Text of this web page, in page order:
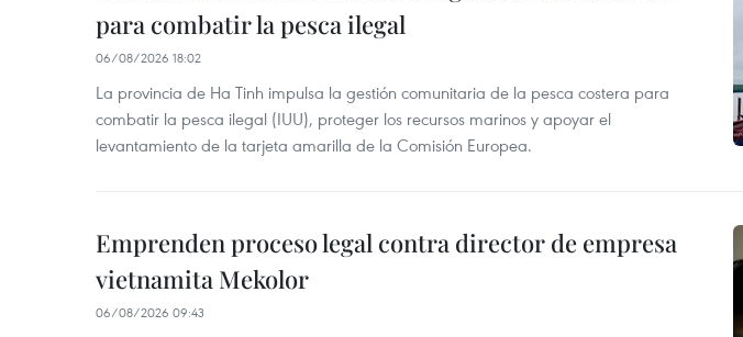
para combatir la pesca ilegal
06/08/2026 18:02
La provincia de Ha Tinh impulsa la gestión comunitaria de la pesca costera para
combatir la pesca ilegal (IUU), proteger los recursos marinos y apoyar el
levantamiento de la tarjeta amarilla de la Comisión Europea.
Emprenden proceso legal contra director de empresa
vietnamita Mekolor
06/08/2026 09:43